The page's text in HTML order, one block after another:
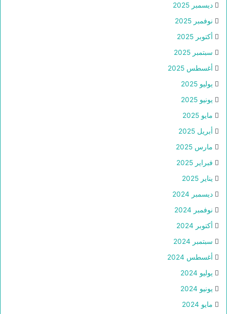
ديسمبر 2025
نوفمبر 2025
أكتوبر 2025
سبتمبر 2025
أغسطس 2025
يوليو 2025
يونيو 2025
مايو 2025
أبريل 2025
مارس 2025
فبراير 2025
يناير 2025
ديسمبر 2024
نوفمبر 2024
أكتوبر 2024
سبتمبر 2024
أغسطس 2024
يوليو 2024
يونيو 2024
مايو 2024